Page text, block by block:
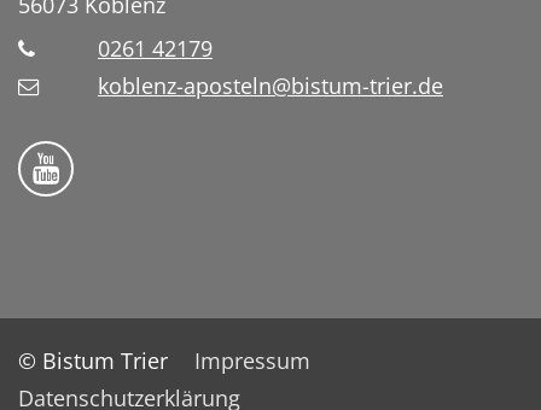
0261 42179
koblenz-aposteln@bistum-trier.de
Bistum Trier auf YouTube
© Bistum Trier
Impressum
Datenschutzerklärung